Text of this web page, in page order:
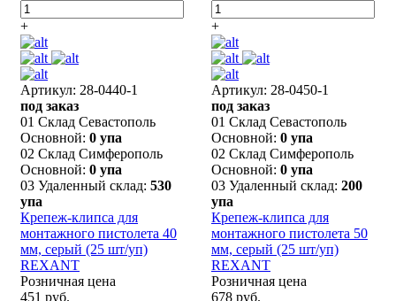
+ +
Артикул: 28-0440-1
под заказ
01 Склад Севастополь
Основной: 0 упа
02 Склад Симферополь
Основной: 0 упа
03 Удаленный склад: 530
упа
Крепеж-клипса для
монтажного пистолета 40
мм, серый (25 шт/уп)
REXANT
Розничная цена
451 руб.
Артикул: 28-0450-1
под заказ
01 Склад Севастополь
Основной: 0 упа
02 Склад Симферополь
Основной: 0 упа
03 Удаленный склад: 200
упа
Крепеж-клипса для
монтажного пистолета 50
мм, серый (25 шт/уп)
REXANT
Розничная цена
678 руб.